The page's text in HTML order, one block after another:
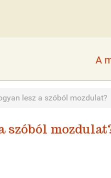
A
lesz a szóból mozdulat?
szóból